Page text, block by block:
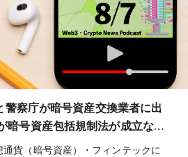
警察庁が暗号資産交換業者に出
暗号資産包括規制法が成立な…
貨（暗号資産）・フィンテックに